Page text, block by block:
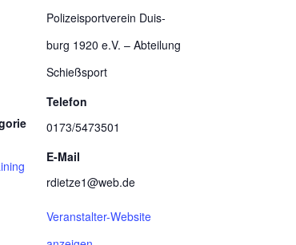
Poli­zei­sport­ver­ein Duis­
burg 1920 e.V. – Abtei­lung
Schießsport
Telefon
0173/5473501
E-Mail
rdietze1@web.de
Veranstalter-Website